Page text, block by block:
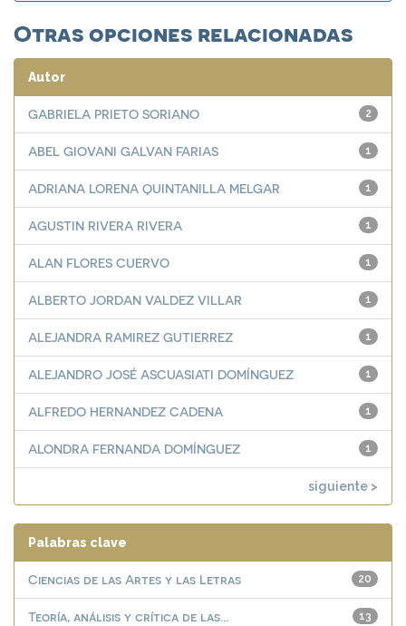
Otras opciones relacionadas
Autor
2
GABRIELA PRIETO SORIANO
1
ABEL GIOVANI GALVAN FARIAS
1
ADRIANA LORENA QUINTANILLA MELGAR
1
AGUSTIN RIVERA RIVERA
1
ALAN FLORES CUERVO
1
ALBERTO JORDAN VALDEZ VILLAR
1
ALEJANDRA RAMIREZ GUTIERREZ
1
ALEJANDRO JOSÉ ASCUASIATI DOMÍNGUEZ
1
ALFREDO HERNANDEZ CADENA
1
ALONDRA FERNANDA DOMÍNGUEZ
siguiente >
Palabras clave
20
Ciencias de las Artes y las Letras
13
Teoría, análisis y crítica de las...